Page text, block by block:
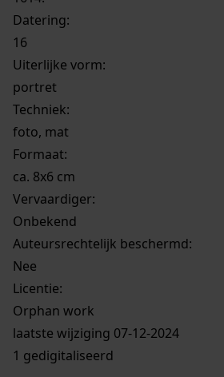
Datering:
16
Uiterlijke vorm:
portret
Techniek:
foto, mat
Formaat:
ca. 8x6 cm
Vervaardiger:
Onbekend
Auteursrechtelijk beschermd:
Nee
Licentie:
Orphan work
laatste wijziging 07-12-2024
1 gedigitaliseerd